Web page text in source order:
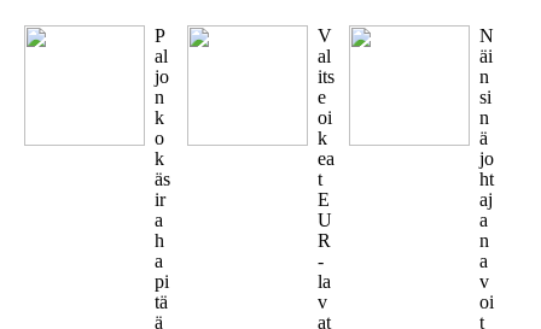
P
al
jo
n
k
o
k
äs
ir
a
h
a
pi
tä
ä
V
al
its
e
oi
k
ea
t
E
U
R
-
la
v
at
N
äi
n
si
n
ä
jo
ht
aj
a
n
a
v
oi
t